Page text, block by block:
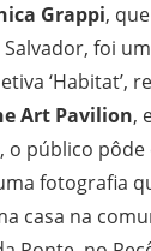
Grappi,
foi
‘Habitat’,
Art Pavilion,
o público
fotografia
casa na